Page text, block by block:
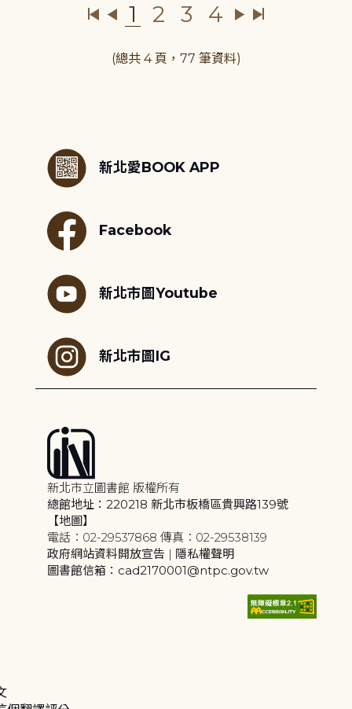
1 2 3 4
(總共 4 頁，77 筆資料)
新北愛BOOK APP
Facebook
新北市圖Youtube
新北市圖IG
新北市立圖書館 版權所有
總館地址：220218 新北市板橋區貴興路139號
【地圖】
電話：02-29537868 傳真：02-29538139
政府網站資料開放宣告 | 隱私權聲明
圖書館信箱：cad2170001@ntpc.gov.tw